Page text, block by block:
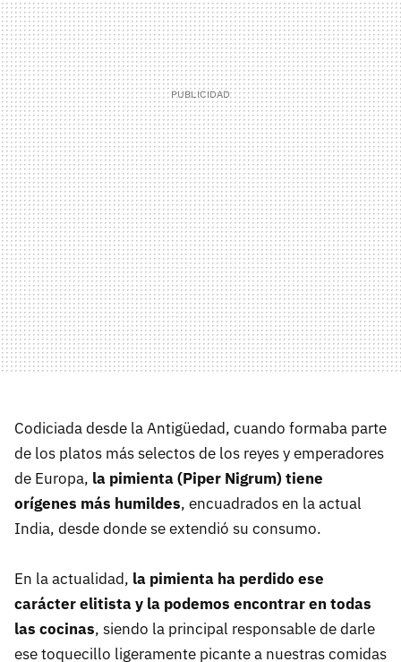
Codiciada desde la Antigüedad, cuando formaba parte
de los platos más selectos de los reyes y emperadores
de Europa, la pimienta (Piper Nigrum) tiene
orígenes más humildes, encuadrados en la actual
India, desde donde se extendió su consumo.
En la actualidad, la pimienta ha perdido ese
carácter elitista y la podemos encontrar en todas
las cocinas, siendo la principal responsable de darle
ese toquecillo ligeramente picante a nuestras comidas